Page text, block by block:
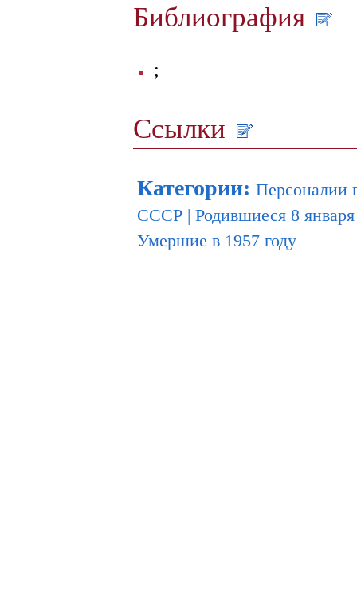
Библиография
;
Ссылки
Категории: Персоналии
СССР | Родившиеся 8 января
Умершие в 1957 году